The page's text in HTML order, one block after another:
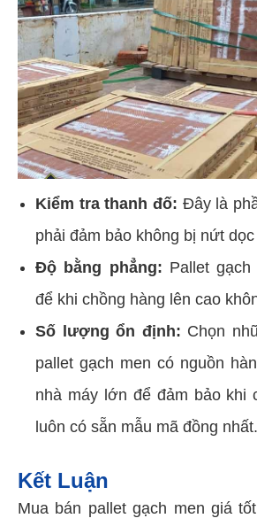
Kiểm tra thanh đố: Đây là
phải đảm bảo không bị nứt
Độ bằng phẳng: Pallet
để khi chồng hàng lên cao
Số lượng ổn định: Chọn
pallet gạch men có nguồn
nhà máy lớn để đảm bảo khi
luôn có sẵn mẫu mã đồng nhất.
Kết Luận
Mua bán pallet gạch men giá